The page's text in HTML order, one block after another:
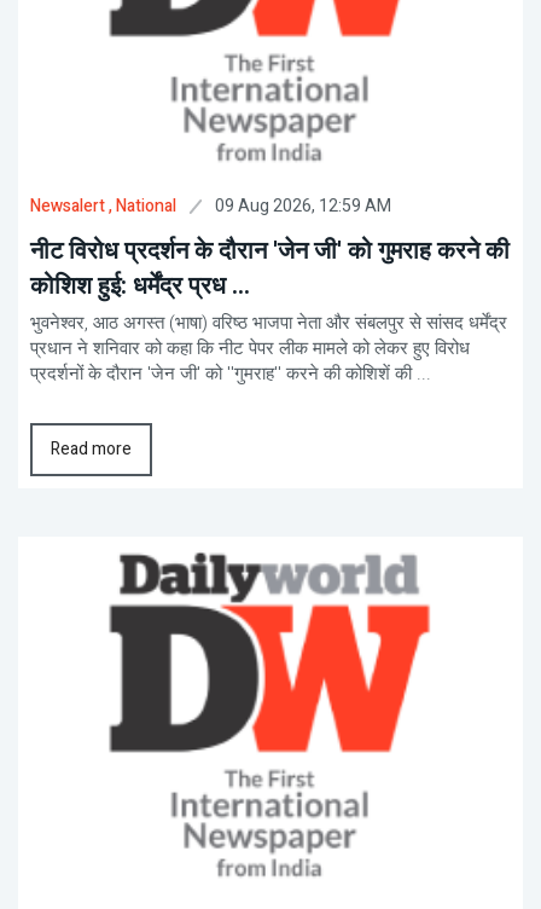
Newsalert, National 09 Aug 2026, 12:59 AM
नीट विरोध प्रदर्शन के दौरान 'जेन जी' को गुमराह करने की
कोशिश हुई: धर्मेंद्र प्रध ...
भुवनेश्वर, आठ अगस्त (भाषा) वरिष्ठ भाजपा नेता और संबलपुर से सांसद धर्मेंद्र
प्रधान ने शनिवार को कहा कि नीट पेपर लीक मामले को लेकर हुए विरोध
प्रदर्शनों के दौरान 'जेन जी' को ''गुमराह'' करने की कोशिशें की ...
Read more